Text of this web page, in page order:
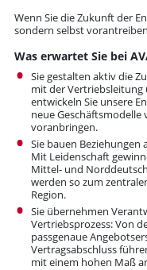
Wenn Sie die Zukunft der
sondern selbst
Was erwartet Sie bei
Sie gestalten aktiv die
mit der
entwickeln Sie unsere
neue Geschäftsmodelle
voranbringen.
Sie bauen Beziehungen
Mit Leidenschaft
Mittel- und
werden so zum
Region.
Sie übernehmen
Vertriebsprozess: Von
passgenaue
Vertragsabschluss
mit einem hohen Maß